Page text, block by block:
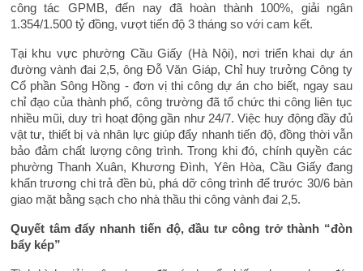
công tác GPMB, đến nay đã hoàn thành 100%, giải ngân
1.354/1.500 tỷ đồng, vượt tiến độ 3 tháng so với cam kết.
Tại khu vực phường Cầu Giấy (Hà Nội), nơi triển khai dự án
đường vành đai 2,5, ông Đỗ Văn Giáp, Chỉ huy trưởng Công ty
Cổ phần Sông Hồng - đơn vị thi công dự án cho biết, ngay sau
chỉ đạo của thành phố, công trường đã tổ chức thi công liên tục
nhiều mũi, duy trì hoạt động gần như 24/7. Việc huy động đầy đủ
vật tư, thiết bị và nhân lực giúp đẩy nhanh tiến độ, đồng thời vẫn
bảo đảm chất lượng công trình. Trong khi đó, chính quyền các
phường Thanh Xuân, Khương Đình, Yên Hòa, Cầu Giấy đang
khẩn trương chi trả đền bù, phá dỡ công trình để trước 30/6 bàn
giao mặt bằng sạch cho nhà thầu thi công vành đai 2,5.
Quyết tâm đẩy nhanh tiến độ, đầu tư công trở thành “đòn
bẩy kép”